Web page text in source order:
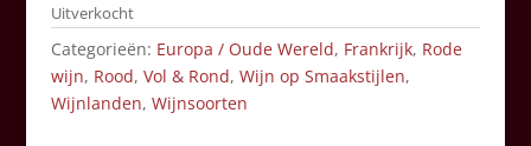
Uitverkocht
Categorieën: Europa / Oude Wereld, Frankrijk, Rode
wijn, Rood, Vol & Rond, Wijn op Smaakstijlen,
Wijnlanden, Wijnsoorten